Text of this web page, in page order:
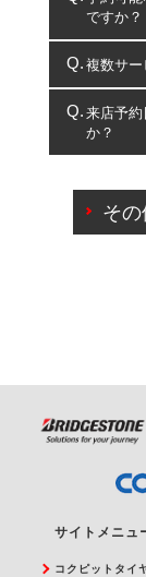
ですか？
コクピ
複数サー
複数サ
一部の商品
出来ないも
来店予
か？
ご来店予
の日時
そ
サイトメニュ
コクピットタイ